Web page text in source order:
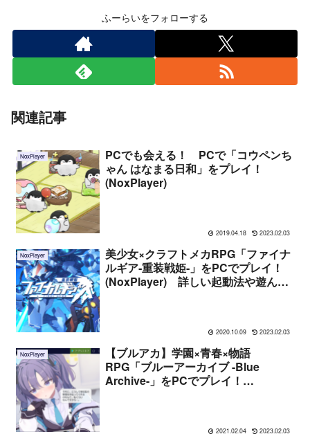
ふーらいをフォローする
関連記事
NoxPlayer
PCでも会える！ PCで「コウペンち
ゃん はなまる日和」をプレイ！
(NoxPlayer)
2019.04.18 2023.02.03
NoxPlayer
美少女×クラフトメカRPG「ファイナ
ルギア‐重装戦姫‐」をPCでプレイ！
(NoxPlayer) 詳しい起動法や遊んだ
2020.10.09 2023.02.03
NoxPlayer
【ブルアカ】学園×青春×物語
RPG「ブルーアーカイブ -Blue
Archive-」をPCでプレイ！
2021.02.04 2023.02.03